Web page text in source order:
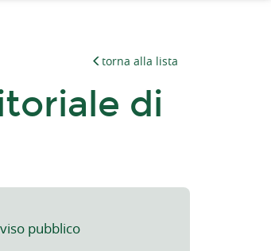
torna alla lista
di
pubblico